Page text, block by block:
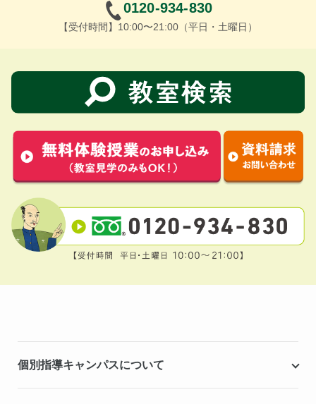
0120-934-830
【受付時間】10:00〜21:00（平日・土曜日）
個別指導キャンパスについて